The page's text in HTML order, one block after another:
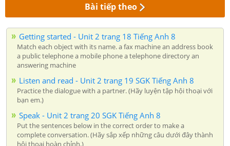
Bài tiếp theo
Getting started - Unit 2 trang 18 Tiếng Anh 8
Match each object with its name. a fax machine an address book
a public telephone a mobile phone a telephone directory an
answering machine
Listen and read - Unit 2 trang 19 SGK Tiếng Anh 8
Practice the dialogue with a partner. (Hãy luyện tập hội thoại với
bạn em.)
Speak - Unit 2 trang 20 SGK Tiếng Anh 8
Put the sentences below in the correct order to make a
complete conversation. (Hãy sắp xếp những câu dưới đây thành
hội thoại hoàn chỉnh.)